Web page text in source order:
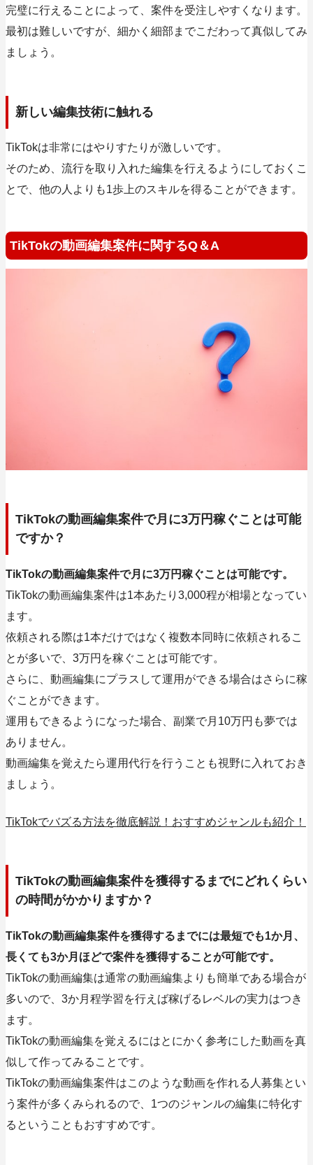
完璧に行えることによって、案件を受注しやすくなります。
最初は難しいですが、細かく細部までこだわって真似してみ
ましょう。
新しい編集技術に触れる
TikTokは非常にはやりすたりが激しいです。
そのため、流行を取り入れた編集を行えるようにしておくこ
とで、他の人よりも1歩上のスキルを得ることができます。
TikTokの動画編集案件に関するQ＆A
TikTokの動画編集案件で月に3万円稼ぐことは可能
ですか？
TikTokの動画編集案件で月に3万円稼ぐことは可能です。
TikTokの動画編集案件は1本あたり3,000程が相場となってい
ます。
依頼される際は1本だけではなく複数本同時に依頼されるこ
とが多いで、3万円を稼ぐことは可能です。
さらに、動画編集にプラスして運用ができる場合はさらに稼
ぐことができます。
運用もできるようになった場合、副業で月10万円も夢では
ありません。
動画編集を覚えたら運用代行を行うことも視野に入れておき
ましょう。
TikTokでバズる方法を徹底解説！おすすめジャンルも紹介！
TikTokの動画編集案件を獲得するまでにどれくらい
の時間がかかりますか？
TikTokの動画編集案件を獲得するまでには最短でも1か月、
長くても3か月ほどで案件を獲得することが可能です。
TikTokの動画編集は通常の動画編集よりも簡単である場合が
多いので、3か月程学習を行えば稼げるレベルの実力はつき
ます。
TikTokの動画編集を覚えるにはとにかく参考にした動画を真
似して作ってみることです。
TikTokの動画編集案件はこのような動画を作れる人募集とい
う案件が多くみられるので、1つのジャンルの編集に特化す
るということもおすすめです。